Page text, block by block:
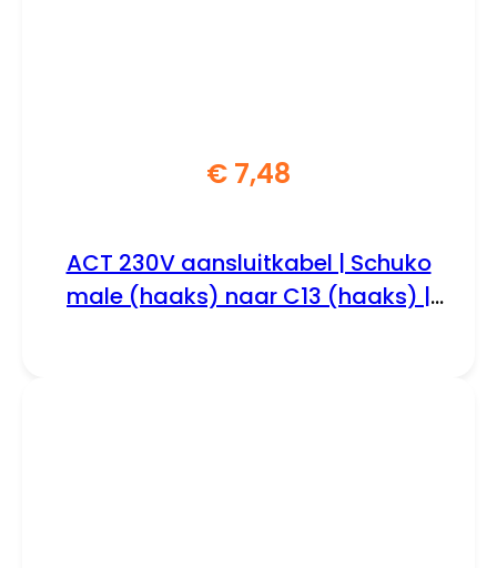
€ 7,48
ACT 230V aansluitkabel | Schuko
male (haaks) naar C13 (haaks) |